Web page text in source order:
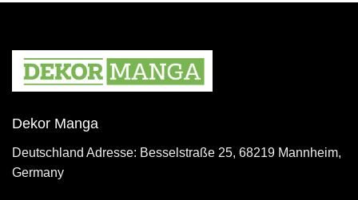
Dekor Manga
Deutschland Adresse: Besselstraße 25, 68219 Mannheim,
Germany